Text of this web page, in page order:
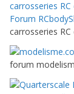
Forum
carrosseries
forum